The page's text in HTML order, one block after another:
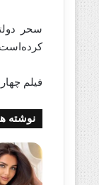
فیلم چهارشنبه‌ سوری (۱۳۸۴) نخستین حضور او
نوشته